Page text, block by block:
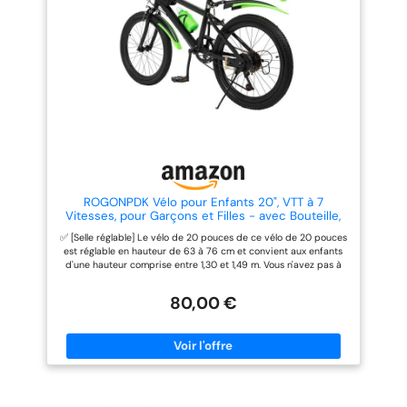
réduisent efficacement les
vibrations et améliorent la
sécurité pour une conduite
fluide sur des terrains
accidentés. Le phare LED
lumineux et le feu arrière de
vitesse peut être sélectionné
librement, adapté aux cyclistes
de tous âges et niveaux
d'expérience 【Portable et
pour les adolescents et les
adultes mesure 755x520x625mm
et pèse 24,5kg, est dotée d'un
pliant qui assurent une conduite
facilement pliée et rangée dans
transportée dans les transports
impacts dus aux surfaces
irrégulières et améliore le
confort et la stabilité sur les
chemins de gravier, sentiers
forestiers ou routes en mauvais
état. Freins à Disque pour un
Contrôle Fiable: Équipé de freins
à disque, ce vélo offre une
et en extérieur. Pneus Gonflables
Les pneus pneumatiques de 26
pouces assurent une bonne
efficace des chocs sur l’asphalte,
le gravier et les sentiers légers.
Le porte-bidon intégré permet
ROGONPDK Vélo pour Enfants 20", VTT à 7
Vitesses, pour Garçons et Filles - avec Bouteille,
Housse, Clochette, Vélo en Acier au Carbone -
Capacité : 85 kg, Kids Bike, VTT Enfants
✅ [Selle réglable] Le vélo de 20 pouces de ce vélo de 20 pouces
est réglable en hauteur de 63 à 76 cm et convient aux enfants
d'une hauteur comprise entre 1,30 et 1,49 m. Vous n'avez pas à
avec le vélo pour enfants à 7 vitesses, les enfants peuvent
l’environnement, facilitant ainsi la conduite. La boîte de vitesses
à 7 vitesses est flexible et coulissante et permet une
commutation stable et précise sur différents terrains. Durable et
robuste : le cadre de vélo de route en acier au carbone est
80,00 €